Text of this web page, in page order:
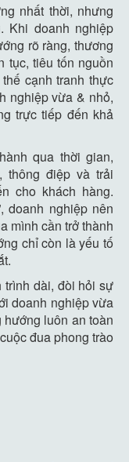
nhất thời, nhưng
Khi doanh nghiệp
rõ ràng, thương
tục, tiêu tốn nguồn
cạnh tranh thực
nghiệp vừa & nhỏ,
trực tiếp đến khả
qua thời gian,
thông điệp và trải
cho khách hàng.
doanh nghiệp nên
mình cần trở thành
chỉ còn là yếu tố
trình dài, đòi hỏi sự
doanh nghiệp vừa
luôn an toàn
đua phong trào